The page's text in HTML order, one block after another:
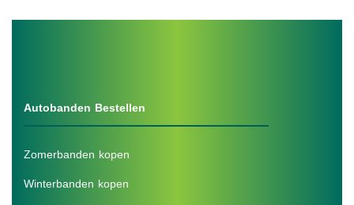
Autobanden Bestellen
Zomerbanden kopen
Winterbanden kopen